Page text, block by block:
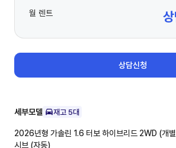
월 렌트
상담신청
세부모델 재고 5대
2026년형 가솔린 1.6 터보 하이브리드 2WD (개
시브 (자동)